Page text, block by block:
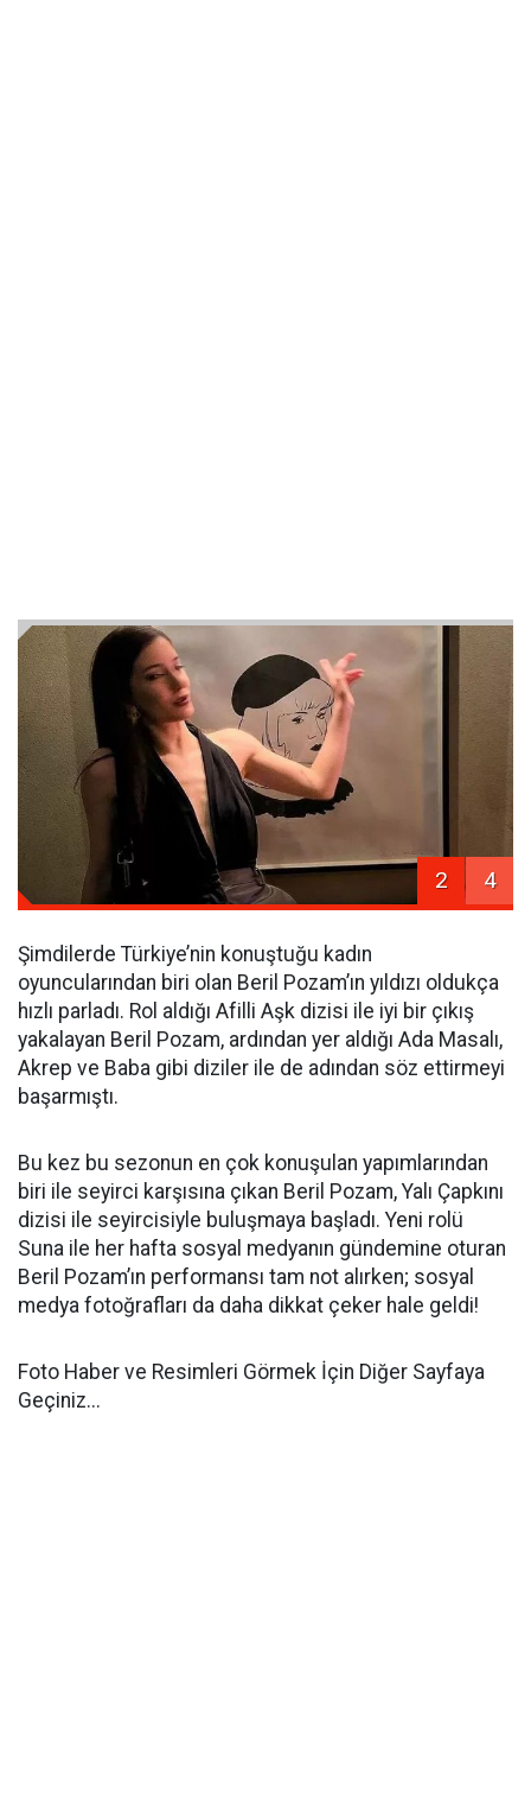
2 4
Şimdilerde Türkiye’nin konuştuğu kadın
oyuncularından biri olan Beril Pozam’ın yıldızı oldukça
hızlı parladı. Rol aldığı Afilli Aşk dizisi ile iyi bir çıkış
yakalayan Beril Pozam, ardından yer aldığı Ada Masalı,
Akrep ve Baba gibi diziler ile de adından söz ettirmeyi
başarmıştı.
Bu kez bu sezonun en çok konuşulan yapımlarından
biri ile seyirci karşısına çıkan Beril Pozam, Yalı Çapkını
dizisi ile seyircisiyle buluşmaya başladı. Yeni rolü
Suna ile her hafta sosyal medyanın gündemine oturan
Beril Pozam’ın performansı tam not alırken; sosyal
medya fotoğrafları da daha dikkat çeker hale geldi!
Foto Haber ve Resimleri Görmek İçin Diğer Sayfaya
Geçiniz...